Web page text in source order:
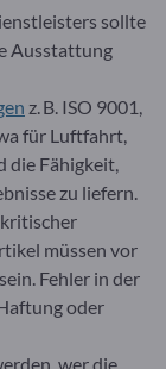
sollte
Ausstattung
z. B. ISO 9001,
für Luftfahrt,
die Fähigkeit,
zu liefern.
müssen vor
Fehler in der
oder
wer die